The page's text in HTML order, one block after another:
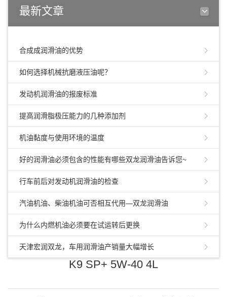
最新文章
合成成润滑油的优势
如何选择机械抗磨液压油呢？
发动机润滑油的报废标准
提高润滑脂极压能力的几种添加剂
机油黏度与使用环境的温度
好的润滑油必须包含的性能有哪些双龙润滑油告诉您~
行车前后对发动机润滑油的检查
汽油机油、柴油机油可否相互代用—双龙润滑油
为什么内燃机油必须要在试运转后更换
天津宏润双龙，车用润滑油产销量大幅增长
K9 SP+ 5W-40 4L